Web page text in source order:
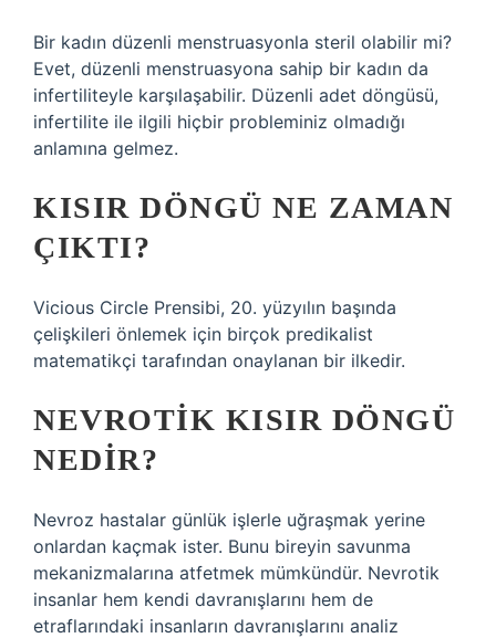
Bir kadın düzenli menstruasyonla steril olabilir mi?
Evet, düzenli menstruasyona sahip bir kadın da
infertiliteyle karşılaşabilir. Düzenli adet döngüsü,
infertilite ile ilgili hiçbir probleminiz olmadığı
anlamına gelmez.
KISIR DÖNGÜ NE ZAMAN
ÇIKTI?
Vicious Circle Prensibi, 20. yüzyılın başında
çelişkileri önlemek için birçok predikalist
matematikçi tarafından onaylanan bir ilkedir.
NEVROTIK KISIR DÖNGÜ
NEDIR?
Nevroz hastalar günlük işlerle uğraşmak yerine
onlardan kaçmak ister. Bunu bireyin savunma
mekanizmalarına atfetmek mümkündür. Nevrotik
insanlar hem kendi davranışlarını hem de
etraflarındaki insanların davranışlarını analiz